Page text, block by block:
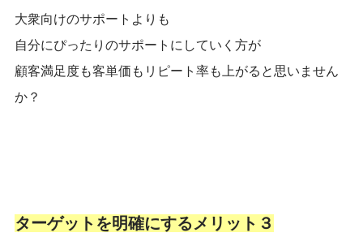
大衆向けのサポートよりも
自分にぴったりのサポートにしていく方が
顧客満足度も客単価も リピート率も 上がると思いません
か？
ターゲットを明確にする メリット３